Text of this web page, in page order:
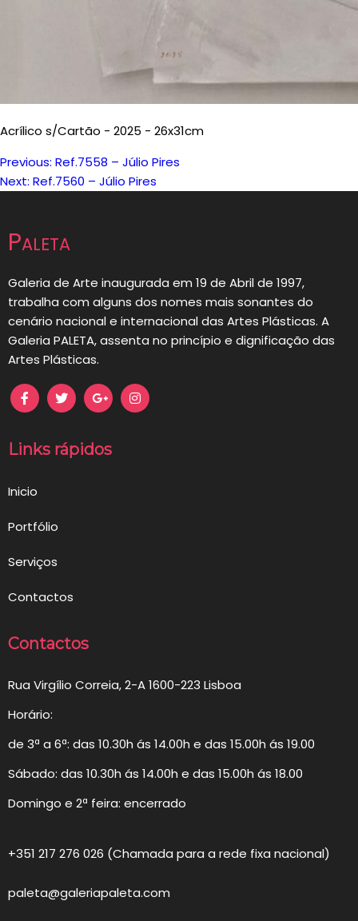
Acrílico s/Cartão - 2025 - 26x31cm
Navegação
artigos
Previous: Ref.7558 – Júlio Pires
Next: Ref.7560 – Júlio Pires
Paleta
Galeria de Arte inaugurada em 19 de Abril de 1997,
trabalha com alguns dos nomes mais sonantes do
cenário nacional e internacional das Artes Plásticas. A
Galeria PALETA, assenta no princípio e dignificação das
Artes Plásticas.
Links rápidos
Inicio
Portfólio
Serviços
Contactos
Contactos
Rua Virgílio Correia, 2-A 1600-223 Lisboa
Horário:
de 3ª a 6ª: das 10.30h ás 14.00h e das 15.00h ás 19.00
Sábado: das 10.30h ás 14.00h e das 15.00h ás 18.00
Domingo e 2ª feira: encerrado
+351 217 276 026 (Chamada para a rede fixa nacional)
paleta@galeriapaleta.com